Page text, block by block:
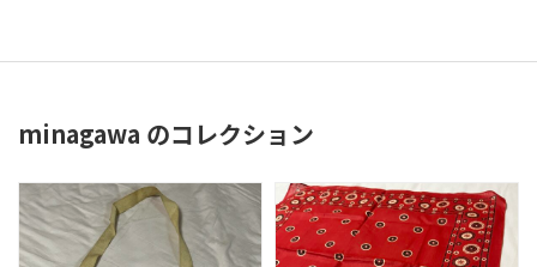
minagawa のコレクション